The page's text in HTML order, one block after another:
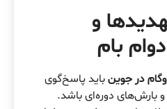
و
بام
در جوینباید پاسخ‌گوی
بارش‌های دوره‌ای باشد.